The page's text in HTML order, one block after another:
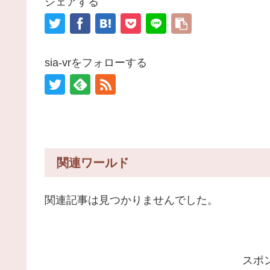
sia-vrをフォローする
関連ワールド
関連記事は見つかりませんでした。
スポ